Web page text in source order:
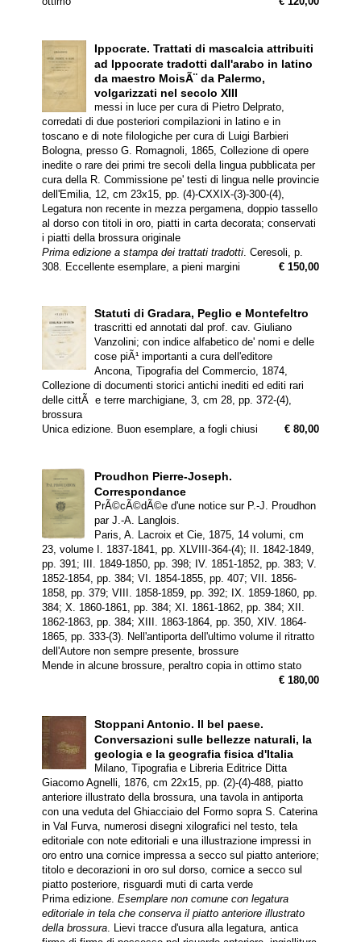
Ippocrate. Trattati di mascalcia attribuiti
ad Ippocrate tradotti dall'arabo in latino
da maestro MoisÃ¨ da Palermo,
volgarizzati nel secolo XIII
messi in luce per cura di Pietro Delprato,
corredati di due posteriori compilazioni in latino e in
toscano e di note filologiche per cura di Luigi Barbieri
Bologna, presso G. Romagnoli, 1865, Collezione di opere
inedite o rare dei primi tre secoli della lingua pubblicata per
cura della R. Commissione pe' testi di lingua nelle provincie
dell'Emilia, 12, cm 23x15, pp. (4)-CXXIX-(3)-300-(4),
Legatura non recente in mezza pergamena, doppio tassello
al dorso con titoli in oro, piatti in carta decorata; conservati
i piatti della brossura originale
Prima edizione a stampa dei trattati tradotti. Ceresoli, p.
308. Eccellente esemplare, a pieni margini
€ 150,00
Statuti di Gradara, Peglio e Montefeltro
trascritti ed annotati dal prof. cav. Giuliano
Vanzolini; con indice alfabetico de' nomi e delle
cose piÃ¹ importanti a cura dell'editore
Ancona, Tipografia del Commercio, 1874,
Collezione di documenti storici antichi inediti ed editi rari
delle cittÃ e terre marchigiane, 3, cm 28, pp. 372-(4),
brossura
Unica edizione. Buon esemplare, a fogli chiusi
€ 80,00
Proudhon Pierre-Joseph.
Correspondance
PrÃ©cÃ©dÃ©e d'une notice sur P.-J. Proudhon
par J.-A. Langlois.
Paris, A. Lacroix et Cie, 1875, 14 volumi, cm
23, volume I. 1837-1841, pp. XLVIII-364-(4); II. 1842-1849,
pp. 391; III. 1849-1850, pp. 398; IV. 1851-1852, pp. 383; V.
1852-1854, pp. 384; VI. 1854-1855, pp. 407; VII. 1856-
1858, pp. 379; VIII. 1858-1859, pp. 392; IX. 1859-1860, pp.
384; X. 1860-1861, pp. 384; XI. 1861-1862, pp. 384; XII.
1862-1863, pp. 384; XIII. 1863-1864, pp. 350, XIV. 1864-
1865, pp. 333-(3). Nell'antiporta dell'ultimo volume il ritratto
dell'Autore non sempre presente, brossure
Mende in alcune brossure, peraltro copia in ottimo stato
€ 180,00
Stoppani Antonio. Il bel paese.
Conversazioni sulle bellezze naturali, la
geologia e la geografia fisica d'Italia
Milano, Tipografia e Libreria Editrice Ditta
Giacomo Agnelli, 1876, cm 22x15, pp. (2)-(4)-488, piatto
anteriore illustrato della brossura, una tavola in antiporta
con una veduta del Ghiacciaio del Formo sopra S. Caterina
in Val Furva, numerosi disegni xilografici nel testo, tela
editoriale con note editoriali e una illustrazione impressi in
oro entro una cornice impressa a secco sul piatto anteriore;
titolo e decorazioni in oro sul dorso, cornice a secco sul
piatto posteriore, risguardi muti di carta verde
Prima edizione. Esemplare non comune con legatura
editoriale in tela che conserva il piatto anteriore illustrato
della brossura. Lievi tracce d'usura alla legatura, antica